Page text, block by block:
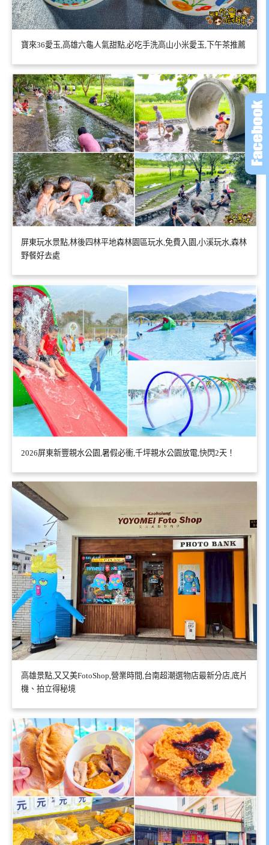
寶來36愛玉,高雄六龜人氣甜點,必吃手洗高山小米愛玉,下午茶推薦
屏東玩水景點,林後四林平地森林園區玩水,免費入園,小溪玩水,森林
野餐好去處
2026屏東新豐親水公園,暑假必衝,千坪親水公園放電,快閃2天！
高雄景點,又又美FotoShop,營業時間,台南超潮選物店最新分店,底片
機、拍立得秘境